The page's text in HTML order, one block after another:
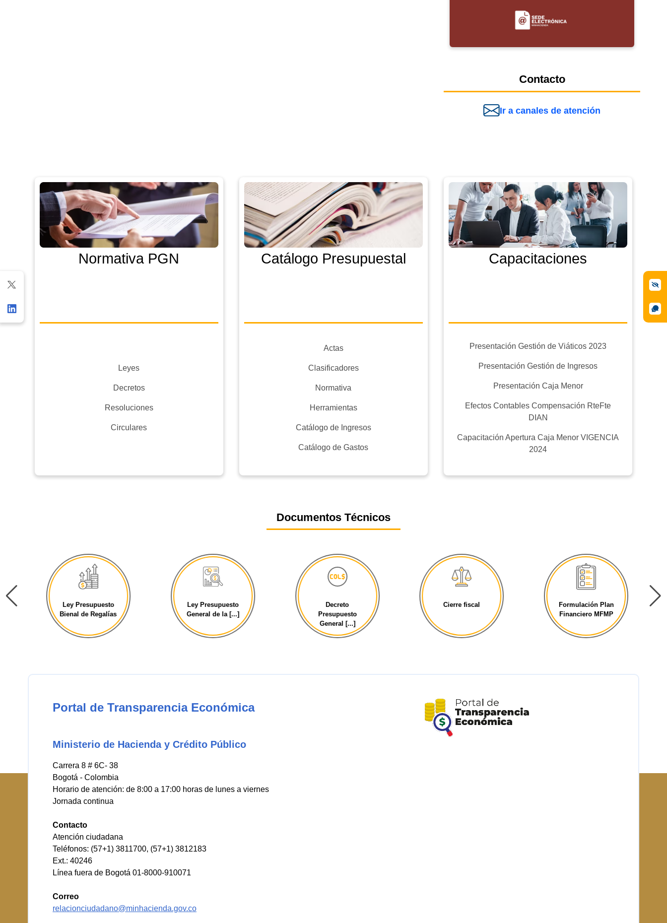
Contacto
Ir a canales de atención
Normativa PGN
Leyes
Decretos
Resoluciones
Circulares
Catálogo Presupuestal
Actas
Clasificadores
Normativa
Herramientas
Catálogo de Ingresos
Catálogo de Gastos
Capacitaciones
Presentación Gestión de Viáticos 2023
Presentación Gestión de Ingresos
Presentación Caja Menor
Efectos Contables Compensación RteFte
DIAN
Capacitación Apertura Caja Menor VIGENCIA
2024
Documentos Técnicos
Ley Presupuesto
Bienal de Regalías
Ley Presupuesto
General de la [...]
Decreto
Presupuesto
General [...]
Cierre fiscal
Formulación Plan
Financiero MFMP
Portal de Transparencia Económica
Ministerio de Hacienda y Crédito Público
Carrera 8 # 6C- 38
Bogotá - Colombia
Horario de atención: de 8:00 a 17:00 horas de lunes a viernes
Jornada continua
Contacto
Atención ciudadana
Teléfonos: (57+1) 3811700, (57+1) 3812183
Ext.: 40246
Línea fuera de Bogotá 01-8000-910071
Correo
relacionciudadano@minhacienda.gov.co